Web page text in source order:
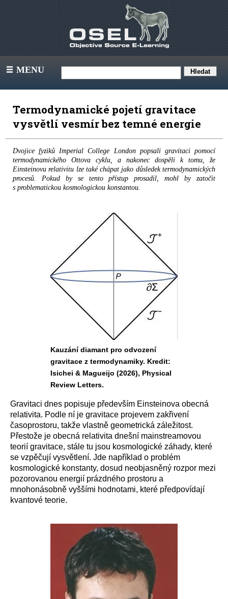
III MENU
Termodynamické pojetí gravitace
vysvětlí vesmír bez temné energie
Dvojice fyziků Imperial College London popsali gravitaci pomocí
termodynamického Ottova cyklu, a nakonec dospěli k tomu, že
Einsteinovu relativitu lze také chápat jako důsledek termodynamických
procesů. Pokud by se tento přístup prosadil, mohl by zatočit
s problematickou kosmologickou konstantou.
Kauzání diamant pro odvození
gravitace z termodynamiky. Kredit:
Isichei & Magueijo (2026), Physical
Review Letters.
Gravitaci dnes popisuje především Einsteinova obecná
relativita. Podle ní je gravitace projevem zakřivení
časoprostoru, takže vlastně geometrická záležitost.
Přestože je obecná relativita dnešní mainstreamovou
teorií gravitace, stále tu jsou kosmologické záhady, které
se vzpěčují vysvětlení. Jde například o problém
kosmologické konstanty, dosud neobjasněný rozpor mezi
pozorovanou energií prázdného prostoru a
mnohonásobně vyššími hodnotami, které předpovídají
kvantové teorie.